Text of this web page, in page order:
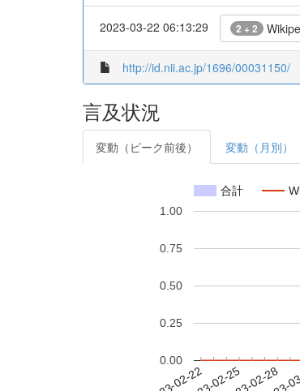
2023-03-22 06:13:29 2 + 2
http://id.nii.ac.jp/1696/00031150/
言及状況
変動（ピーク前後） 変動（月別）
合計
0.00
0.25
0.50
0.75
1.00